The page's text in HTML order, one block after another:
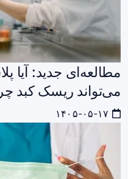
مطالعه‌ای جدید: آیا
می‌تواند ریسک کبد